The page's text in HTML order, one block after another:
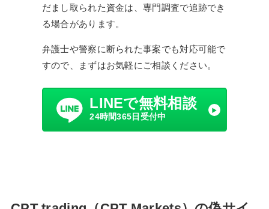
だまし取られた資金は、専門調査で追跡でき
る場合があります。
弁護士や警察に断られた事案でも対応可能で
すので、まずはお気軽にご相談ください。
LINEで無料相談
24時間365日受付中